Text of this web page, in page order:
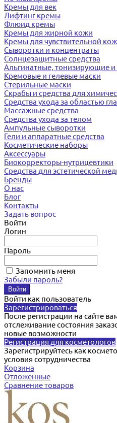
Кремы для век
Лифтинг кремы
Флюид кремы
Кремы для жирной кожи
Кремы для чувствительной
Сыворотки и концентраты
Солнцезащитные средства
Альгинатные, тонизирующие
Кремовые и гелевые маски
Стерильные маски
Скрабы и средства для
Средства ухода за областью
Массажные средства
Средства ухода за телом
Ампульные сыворотки
Гели и аппаратные средства
Косметические наборы
Аксессуары
Биокорректоры-нутрицевтики
Средства для эстетической
Бренды
О нас
Блог
Контакты
Задать вопрос
Войти
Логин
Пароль
Запомнить меня
Забыли пароль?
Войти как пользователь
Зарегистрироваться
После регистрации на сайте
отслеживание состояния
новые возможности
Регистрация для косметологов
Зарегистрируйтесь как
условия сотрудничества
Корзина
Отложенные
Сравнение товаров